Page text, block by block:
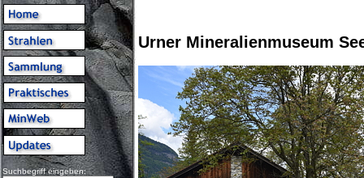
Suchbegriff eingeben:
Urner Mineralienmuseum